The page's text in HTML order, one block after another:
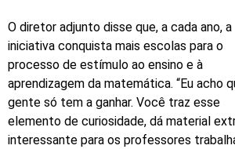
O diretor adjunto disse que, a cada ano, a
iniciativa conquista mais escolas para o
processo de estímulo ao ensino e à
aprendizagem da matemática. “Eu acho
gente só tem a ganhar. Você traz esse
elemento de curiosidade, dá material
interessante para os professores